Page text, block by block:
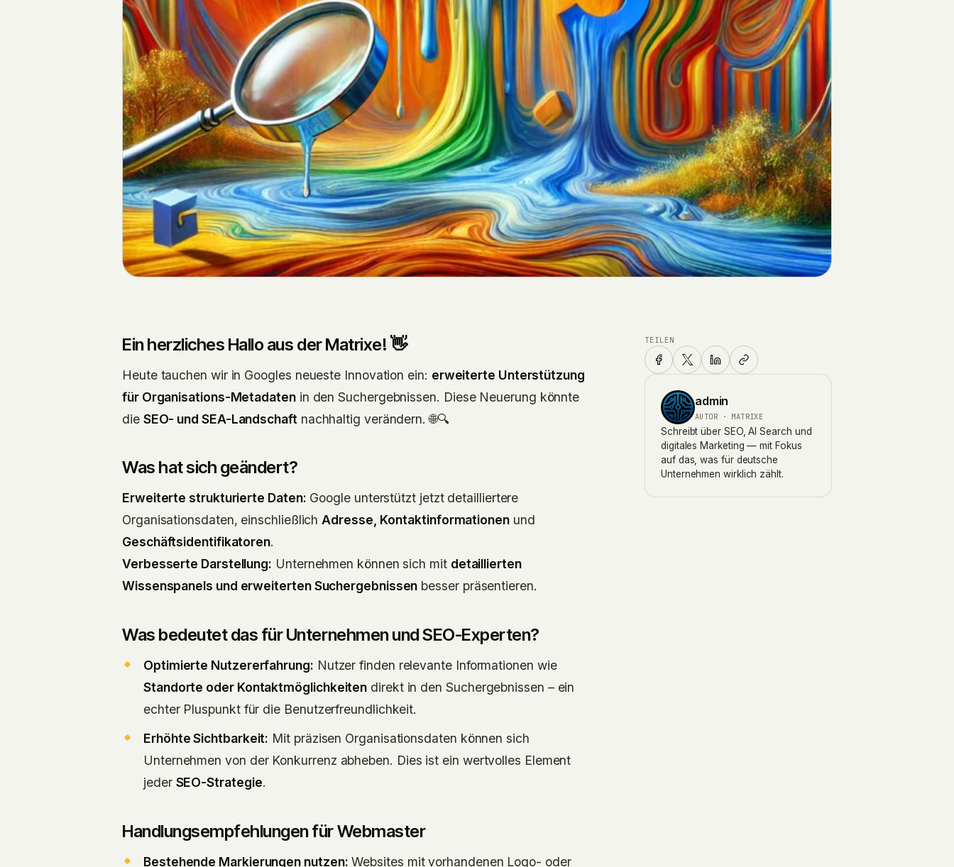
Ein herzliches Hallo aus der Matrixe! 👋
Heute tauchen wir in Googles neueste Innovation ein: erweiterte Unterstützung
für Organisations-Metadatenin den Suchergebnissen. Diese Neuerung könnte
die SEO- und SEA-Landschaft nachhaltig verändern. 🌐🔍
Was hat sich geändert?
Erweiterte strukturierte Daten: Google unterstützt jetzt detailliertere
Organisationsdaten, einschließlichAdresse, Kontaktinformationenund
Geschäftsidentifikatoren.
Verbesserte Darstellung: Unternehmen können sich mit detaillierten
Wissenspanels und erweiterten Suchergebnissen besser präsentieren.
Was bedeutet das für Unternehmen und SEO-Experten?
Optimierte Nutzererfahrung: Nutzer finden relevante Informationen wie
Standorte oder Kontaktmöglichkeiten direkt in den Suchergebnissen – ein
echter Pluspunkt für die Benutzerfreundlichkeit.
Erhöhte Sichtbarkeit: Mit präzisen Organisationsdaten können sich
Unternehmen von der Konkurrenz abheben. Dies ist ein wertvolles Element
jeder SEO-Strategie.
Handlungsempfehlungen für Webmaster
Bestehende Markierungen nutzen: Websites mit vorhandenen Logo- oder
TEILEN
admin
AUTOR · MATRIXE
Schreibt über SEO, AI Search und
digitales Marketing — mit Fokus
auf das, was für deutsche
Unternehmen wirklich zählt.